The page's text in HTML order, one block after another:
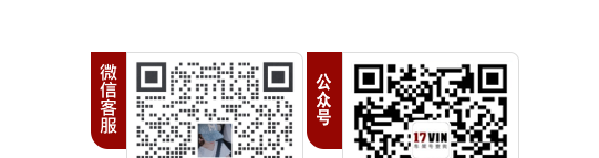
TNN4G15B
1.5